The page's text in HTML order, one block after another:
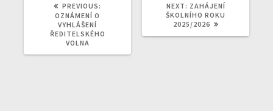
PREVIOUS:
OZNÁMENÍ O
VYHLÁŠENÍ
ŘEDITELSKÉHO
VOLNA
NEXT: NEXT
POST:
ZAHÁJENÍ
ŠKOLNÍHO ROKU
2025/2026